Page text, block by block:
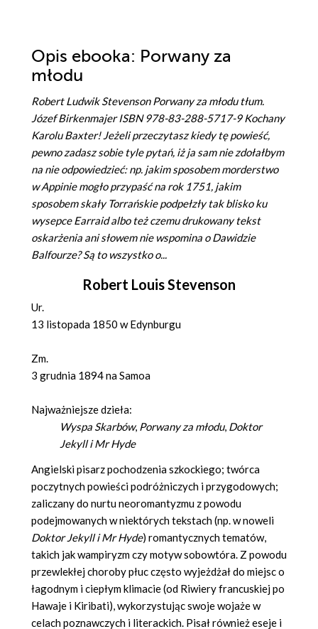
Opis ebooka: Porwany za
młodu
Robert Ludwik Stevenson Porwany za młodu tłum.
Józef Birkenmajer ISBN 978-83-288-5717-9 Kochany
Karolu Baxter! Jeżeli przeczytasz kiedy tę powieść,
pewno zadasz sobie tyle pytań, iż ja sam nie zdołałbym
na nie odpowiedzieć: np. jakim sposobem morderstwo
w Appinie mogło przypaść na rok 1751, jakim
sposobem skały Torrańskie podpełzły tak blisko ku
wysepce Earraid albo też czemu drukowany tekst
oskarżenia ani słowem nie wspomina o Dawidzie
Balfourze? Są to wszystko o...
Robert Louis Stevenson
Ur.
13 listopada 1850 w Edynburgu
Zm.
3 grudnia 1894 na Samoa
Najważniejsze dzieła:
Wyspa Skarbów, Porwany za młodu, Doktor
Jekyll i Mr Hyde
Angielski pisarz pochodzenia szkockiego; twórca
poczytnych powieści podróżniczych i przygodowych;
zaliczany do nurtu neoromantyzmu z powodu
podejmowanych w niektórych tekstach (np. w noweli
Doktor Jekyll i Mr Hyde) romantycznych tematów,
takich jak wampiryzm czy motyw sobowtóra. Z powodu
przewlekłej choroby płuc często wyjeżdżał do miejsc o
łagodnym i ciepłym klimacie (od Riwiery francuskiej po
Hawaje i Kiribati), wykorzystując swoje wojaże w
celach poznawczych i literackich. Pisał również eseje i